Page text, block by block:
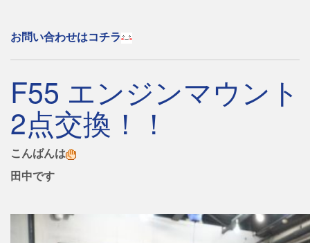
お問い合わせはコチラ
F55 エンジンマウント
2点交換！！
こんばんは
田中です